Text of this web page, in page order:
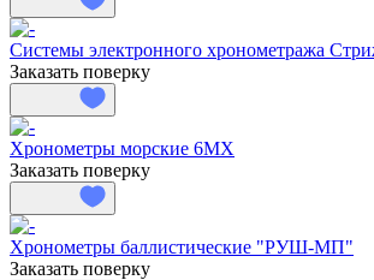
Системы электронного хронометража
Заказать поверку
Хронометры морские 6МХ
Заказать поверку
Хронометры баллистические "РУШ-МП"
Заказать поверку